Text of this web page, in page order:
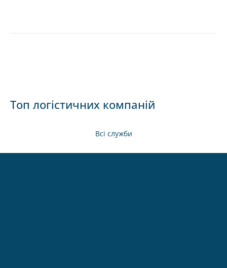
Топ логістичних компаній
Всі служби